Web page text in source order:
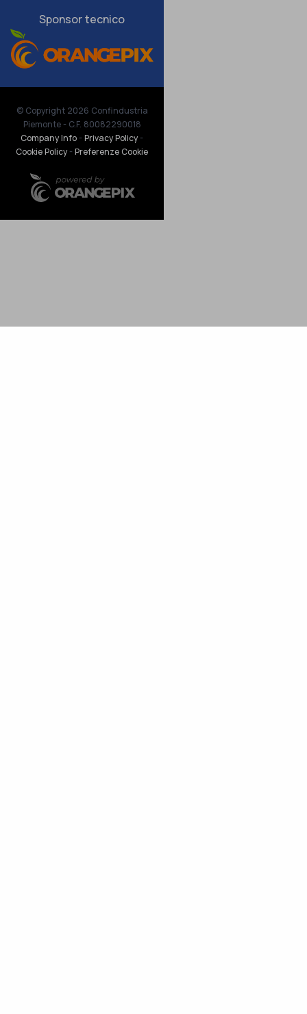
Sponsor tecnico
© Copyright 2026 Confindustria
Piemonte - C.F. 80082290018
Company Info -Privacy Policy-
Cookie Policy-Preferenze Cookie